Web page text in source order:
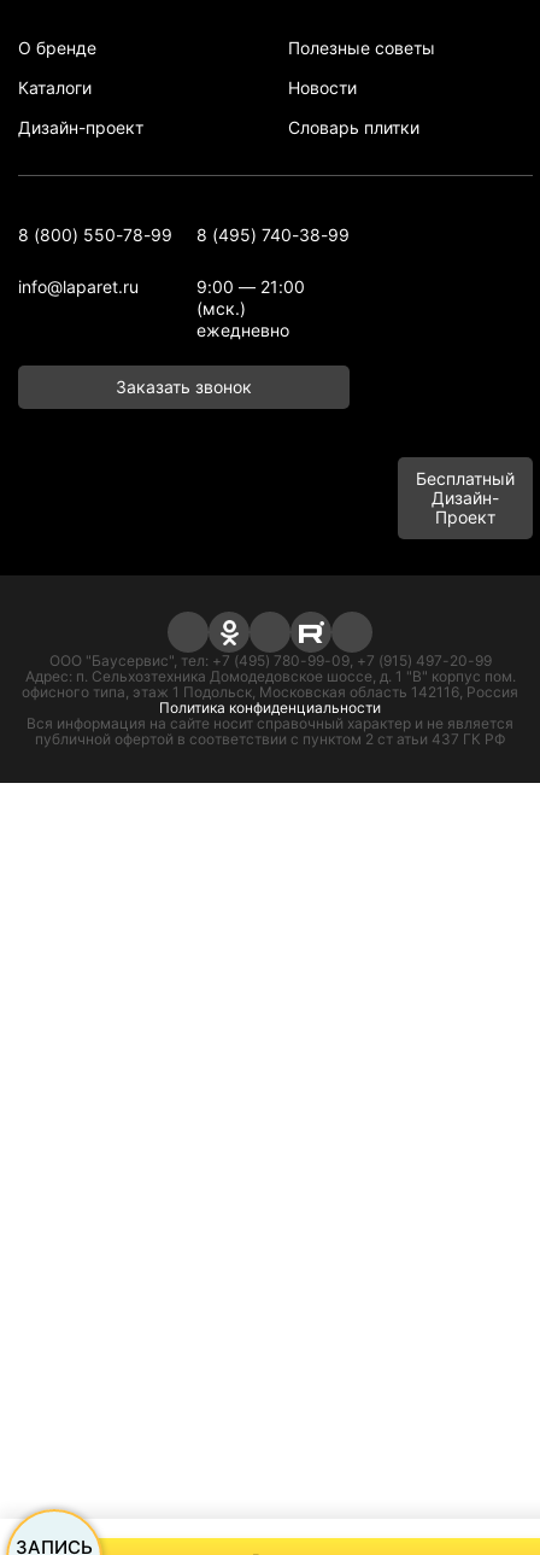
О бренде
Каталоги
Дизайн-проект
Полезные советы
Новости
Словарь плитки
8 (800) 550-78-99 8 (495) 740-38-99
info@laparet.ru
9:00 — 21:00
(мск.)
ежедневно
Заказать звонок
Бесплатный
Дизайн-
Проект
ООО "Баусервис", тел: +7 (495) 780-99-09, +7 (915) 497-20-99
Адрес: п. Сельхозтехника Домодедовское шоссе, д. 1 "В" корпус пом.
офисного типа, этаж 1 Подольск, Московская область 142116, Россия
Политика конфиденциальности
Вся информация на сайте носит справочный характер и не является
публичной офертой в соответствии с пунктом 2 ст атьи 437 ГК РФ
ЗАПИСЬ